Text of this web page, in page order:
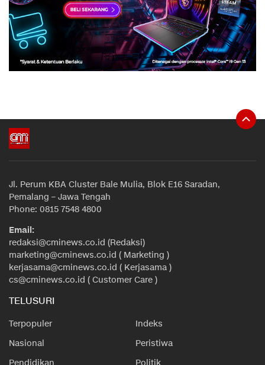
Jl. Perum KBA Cluster Bale Mulia, Blok E16 Saradan,
Pemalang – Jawa Tengah
Phone: 0815 7548 4800
Email:
redaksi@cminews.co.id (Redaksi)
marketing@cminews.co.id ( Marketing )
kerjasama@cminews.co.id ( Kerjasama )
cs@cminews.co.id ( Customer Care )
TELUSURI
Terpopuler
Indeks
Nasional
Peristiwa
Pendidikan
Politik